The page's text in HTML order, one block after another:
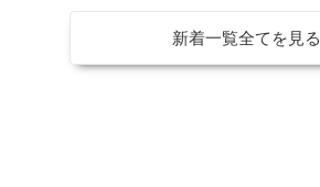
新着一覧全てを見る